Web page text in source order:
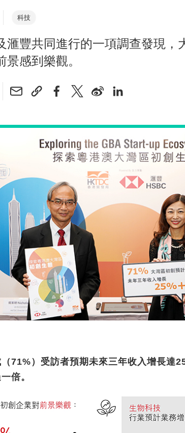
科技
滙豐共同進行的一項調查發現，
感到樂觀。
71%）受訪者預期未來三年收入增長達
倍。